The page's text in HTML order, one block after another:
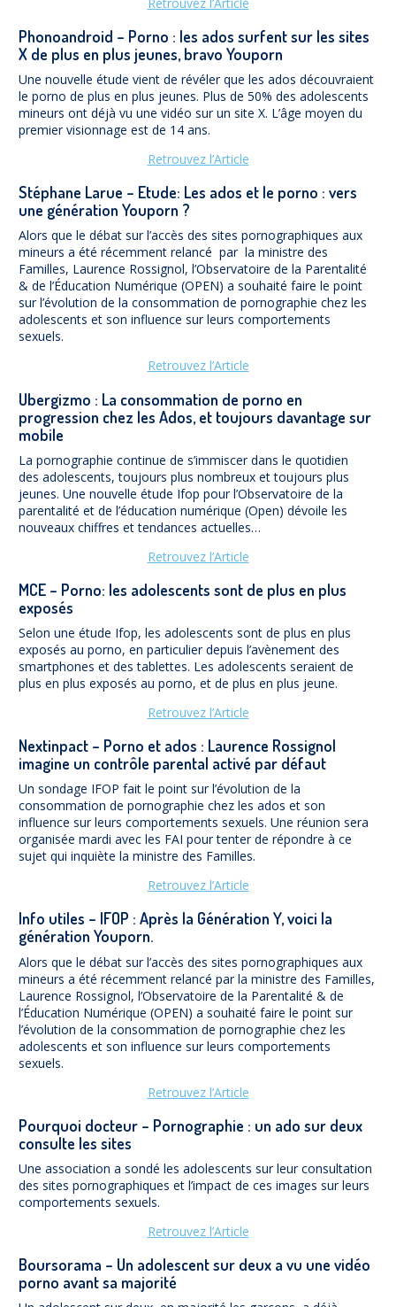
Phonoandroid – Porno : les ados surfent sur les sites
X de plus en plus jeunes, bravo Youporn
Une nouvelle étude vient de révéler que les ados découvraient
le porno de plus en plus jeunes. Plus de 50% des adolescents
mineurs ont déjà vu une vidéo sur un site X. L’âge moyen du
premier visionnage est de 14 ans.
Retrouvez l’Article
Stéphane Larue – Etude: Les ados et le porno : vers
une génération Youporn ?
Alors que le débat sur l’accès des sites pornographiques aux
mineurs a été récemment relancé par la ministre des
Familles, Laurence Rossignol, l’Observatoire de la Parentalité
& de l’Éducation Numérique (OPEN) a souhaité faire le point
sur l’évolution de la consommation de pornographie chez les
adolescents et son influence sur leurs comportements
sexuels.
Retrouvez l’Article
Ubergizmo : La consommation de porno en
progression chez les Ados, et toujours davantage sur
mobile
La pornographie continue de s’immiscer dans le quotidien
des adolescents, toujours plus nombreux et toujours plus
jeunes. Une nouvelle étude Ifop pour l’Observatoire de la
parentalité et de l’éducation numérique (Open) dévoile les
nouveaux chiffres et tendances actuelles…
Retrouvez l’Article
MCE – Porno: les adolescents sont de plus en plus
exposés
Selon une étude Ifop, les adolescents sont de plus en plus
exposés au porno, en particulier depuis l’avènement des
smartphones et des tablettes. Les adolescents seraient de
plus en plus exposés au porno, et de plus en plus jeune.
Retrouvez l’Article
Nextinpact – Porno et ados : Laurence Rossignol
imagine un contrôle parental activé par défaut
Un sondage IFOP fait le point sur l’évolution de la
consommation de pornographie chez les ados et son
influence sur leurs comportements sexuels. Une réunion sera
organisée mardi avec les FAI pour tenter de répondre à ce
sujet qui inquiète la ministre des Familles.
Retrouvez l’Article
Info utiles – IFOP : Après la Génération Y, voici la
génération Youporn.
Alors que le débat sur l’accès des sites pornographiques aux
mineurs a été récemment relancé par la ministre des Familles,
Laurence Rossignol, l’Observatoire de la Parentalité & de
l’Éducation Numérique (OPEN) a souhaité faire le point sur
l’évolution de la consommation de pornographie chez les
adolescents et son influence sur leurs comportements
sexuels.
Retrouvez l’Article
Pourquoi docteur – Pornographie : un ado sur deux
consulte les sites
Une association a sondé les adolescents sur leur consultation
des sites pornographiques et l’impact de ces images sur leurs
comportements sexuels.
Retrouvez l’Article
Boursorama – Un adolescent sur deux a vu une vidéo
porno avant sa majorité